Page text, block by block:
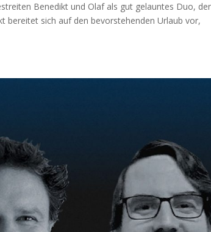
Benedikt und Olaf als gut gelauntes Duo,
bereitet sich auf den bevorstehenden Urlaub vor,